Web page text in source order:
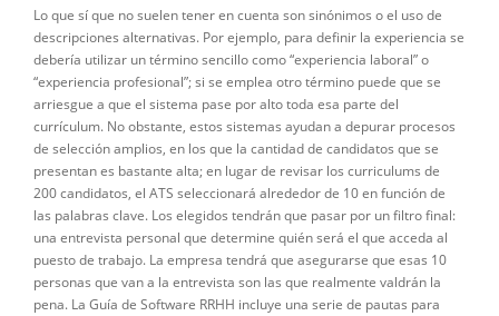
Lo que sí que no suelen tener en cuenta son sinónimos o el uso de
descripciones alternativas. Por ejemplo, para definir la experiencia se
debería utilizar un término sencillo como “experiencia laboral” o
“experiencia profesional”; si se emplea otro término puede que se
arriesgue a que el sistema pase por alto toda esa parte del
currículum. No obstante, estos sistemas ayudan a depurar procesos
de selección amplios, en los que la cantidad de candidatos que se
presentan es bastante alta; en lugar de revisar los curriculums de
200 candidatos, el ATS seleccionará alrededor de 10 en función de
las palabras clave. Los elegidos tendrán que pasar por un filtro final:
una entrevista personal que determine quién será el que acceda al
puesto de trabajo. La empresa tendrá que asegurarse que esas 10
personas que van a la entrevista son las que realmente valdrán la
pena. La Guía de Software RRHH incluye una serie de pautas para